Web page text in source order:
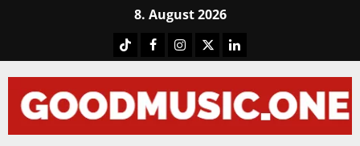
8. August 2026
TiktokFacebook
Instagram
X LinkedIN